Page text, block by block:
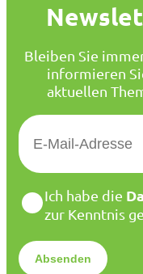
Bleiben Sie
informieren
aktuellen
E
M
*
D
a
e
n
Ich habe die
zur Kenntnis